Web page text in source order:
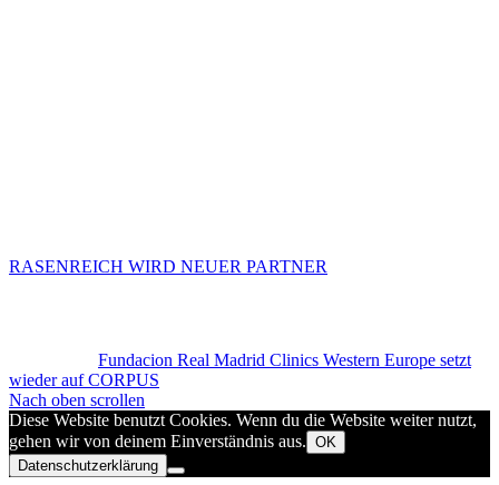
RASENREICH WIRD NEUER PARTNER
Fundacion Real Madrid Clinics Western Europe setzt
wieder auf CORPUS
Nach oben scrollen
Diese Website benutzt Cookies. Wenn du die Website weiter nutzt,
gehen wir von deinem Einverständnis aus. OK
Datenschutzerklärung